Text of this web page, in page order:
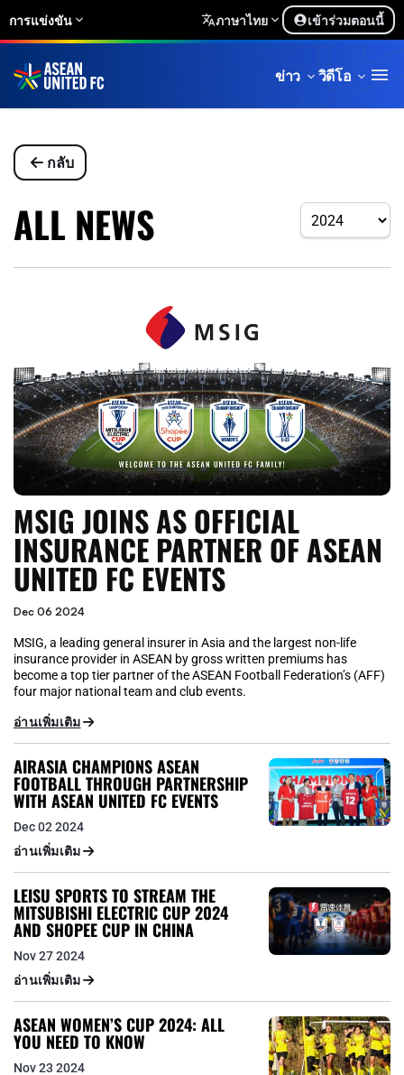
การแข่งขัน ภาษาไทย เข้าร่วมตอนนี้
ข่าว วิดีโอ
กลับ
ALL NEWS
MSIG JOINS AS OFFICIAL
INSURANCE PARTNER OF ASEAN
UNITED FC EVENTS
Dec 06 2024
MSIG, a leading general insurer in Asia and the largest non-life
insurance provider in ASEAN by gross written premiums has
become a top tier partner of the ASEAN Football Federation’s (AFF)
four major national team and club events.
อ่านเพิ่มเติม
AIRASIA CHAMPIONS ASEAN
FOOTBALL THROUGH PARTNERSHIP
WITH ASEAN UNITED FC EVENTS
Dec 02 2024
อ่านเพิ่มเติม
LEISU SPORTS TO STREAM THE
MITSUBISHI ELECTRIC CUP 2024
AND SHOPEE CUP IN CHINA
Nov 27 2024
อ่านเพิ่มเติม
ASEAN WOMEN’S CUP 2024: ALL
YOU NEED TO KNOW
Nov 23 2024